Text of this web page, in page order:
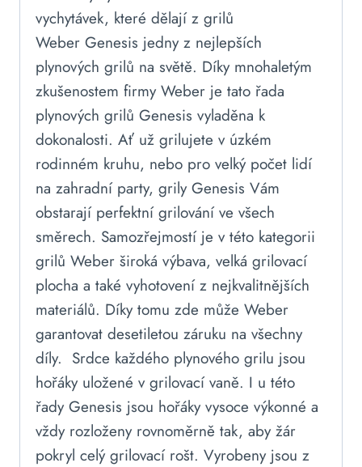
vychytávek, které dělají z grilů
Weber Genesis jedny z nejlepších
plynových grilů na světě. Díky mnohaletým
zkušenostem firmy Weber je tato řada
plynových grilů Genesis vyladěna k
dokonalosti. Ať už grilujete v úzkém
rodinném kruhu, nebo pro velký počet lidí
na zahradní party, grily Genesis Vám
obstarají perfektní grilování ve všech
směrech. Samozřejmostí je v této kategorii
grilů Weber široká výbava, velká grilovací
plocha a také vyhotovení z nejkvalitnějších
materiálů. Díky tomu zde může Weber
garantovat desetiletou záruku na všechny
díly. Srdce každého plynového grilu jsou
hořáky uložené v grilovací vaně. I u této
řady Genesis jsou hořáky vysoce výkonné a
vždy rozloženy rovnoměrně tak, aby žár
pokryl celý grilovací rošt. Vyrobeny jsou z